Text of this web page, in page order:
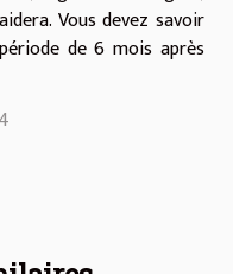
Vous devez savoir
de 6 mois après